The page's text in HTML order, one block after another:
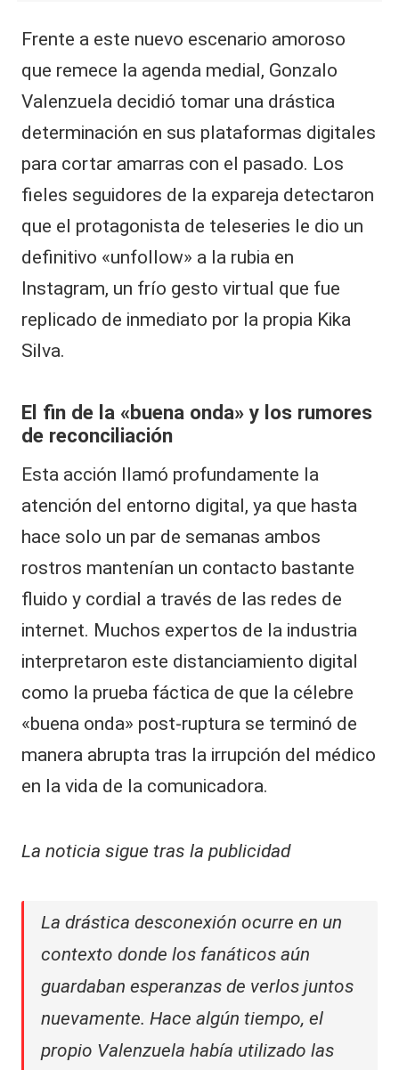
Frente a este nuevo escenario amoroso
que remece la agenda medial, Gonzalo
Valenzuela decidió tomar una drástica
determinación en sus plataformas digitales
para cortar amarras con el pasado. Los
fieles seguidores de la expareja detectaron
que el protagonista de teleseries le dio un
definitivo «unfollow» a la rubia en
Instagram, un frío gesto virtual que fue
replicado de inmediato por la propia Kika
Silva.
El fin de la «buena onda» y los rumores
de reconciliación
Esta acción llamó profundamente la
atención del entorno digital, ya que hasta
hace solo un par de semanas ambos
rostros mantenían un contacto bastante
fluido y cordial a través de las redes de
internet. Muchos expertos de la industria
interpretaron este distanciamiento digital
como la prueba fáctica de que la célebre
«buena onda» post-ruptura se terminó de
manera abrupta tras la irrupción del médico
en la vida de la comunicadora.
La noticia sigue tras la publicidad
La drástica desconexión ocurre en un
contexto donde los fanáticos aún
guardaban esperanzas de verlos juntos
nuevamente. Hace algún tiempo, el
propio Valenzuela había utilizado las